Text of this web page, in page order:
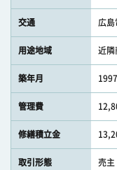
交通 広島
用途地域 近隣
築年月
管理費
修繕積立金
取引形態 売主